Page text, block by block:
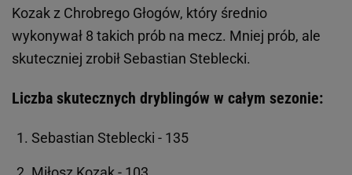
Kozak z Chrobrego Głogów, który średnio
wykonywał 8 takich prób na mecz. Mniej prób, ale
skuteczniej zrobił Sebastian Steblecki.
Liczba skutecznych dryblingów w całym sezonie:
Sebastian Steblecki - 135